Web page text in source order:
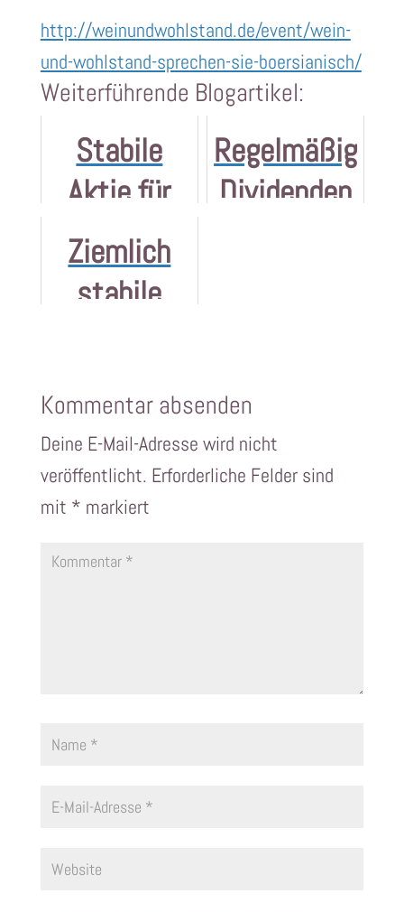
http://weinundwohlstand.de/event/wein-
und-wohlstand-sprechen-sie-boersianisch/
Weiterführende Blogartikel:
Stabile
Aktie für
Langfrist-
Beziehung
Regelmäßig
Dividenden
Ziemlich
stabile
Kommentar absenden
Deine E-Mail-Adresse wird nicht
veröffentlicht. Erforderliche Felder sind
mit * markiert